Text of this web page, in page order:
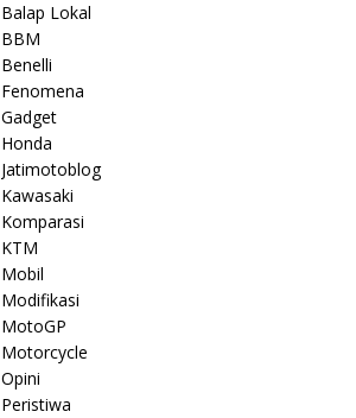
Balap Lokal
BBM
Benelli
Fenomena
Gadget
Honda
Jatimotoblog
Kawasaki
Komparasi
KTM
Mobil
Modifikasi
MotoGP
Motorcycle
Opini
Peristiwa